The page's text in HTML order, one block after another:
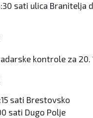
sati ulica Branitelja
kontrole za 20.
sati Brestovsko
sati Dugo Polje